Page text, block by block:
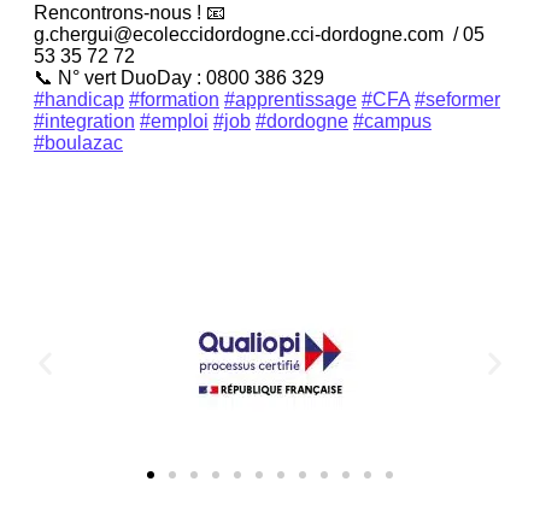
Rencontrons-nous ! 📧
g.chergui@ecoleccidordogne.cci-dordogne.com / 05
53 35 72 72
📞 N° vert DuoDay : 0800 386 329
#handicap #formation #apprentissage #CFA #seformer
#integration #emploi #job #dordogne #campus
#boulazac